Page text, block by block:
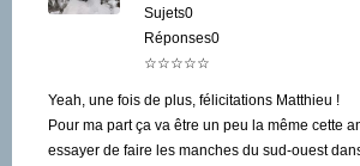
Sujets0
Réponses0
☆☆☆☆☆
Yeah, une fois de plus, félicitations Matthieu !
Pour ma part ça va être un peu la même cette
essayer de faire les manches du sud-ouest